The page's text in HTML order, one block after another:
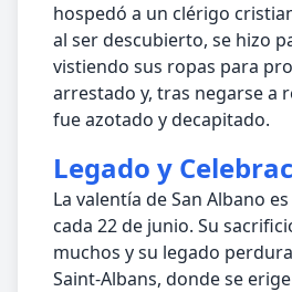
hospedó a un clérigo
al ser descubierto, se hizo
vistiendo sus ropas para
arrestado y, tras negarse a
fue azotado y decapitado.
Legado y
La valentía de San Albano
cada 22 de junio. Su
muchos y su legado
Saint-Albans, donde se